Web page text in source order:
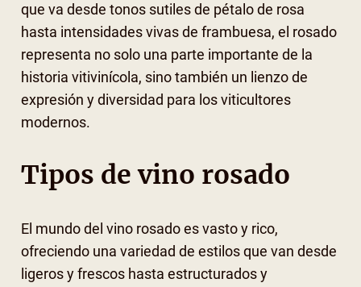
que va desde tonos sutiles de pétalo de rosa
hasta intensidades vivas de frambuesa, el rosado
representa no solo una parte importante de la
historia vitivinícola, sino también un lienzo de
expresión y diversidad para los viticultores
modernos.
Tipos de vino rosado
El mundo del vino rosado es vasto y rico,
ofreciendo una variedad de estilos que van desde
ligeros y frescos hasta estructurados y